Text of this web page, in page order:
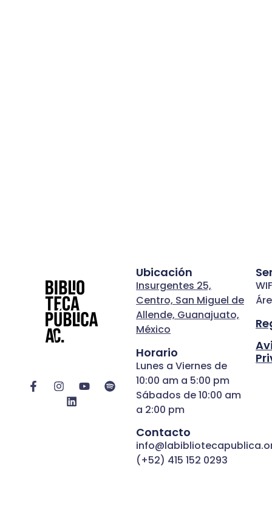
Ubicación
Insurgentes 25,
Centro, San Miguel de
Allende, Guanajuato,
México
Horario
Lunes a Viernes de
10:00 am a 5:00 pm
Sábados de 10:00 am
a 2:00 pm
Contacto
(+52) 415 152 0293